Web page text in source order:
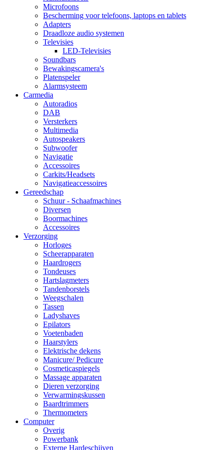
Microfoons
Bescherming voor telefoons, laptops en tablets
Adapters
Draadloze audio systemen
Televisies
LED-Televisies
Soundbars
Bewakingscamera's
Platenspeler
Alarmsysteem
Carmedia
Autoradios
DAB
Versterkers
Multimedia
Autospeakers
Subwoofer
Navigatie
Accessoires
Carkits/Headsets
Navigatieaccessoires
Gereedschap
Schuur - Schaafmachines
Diversen
Boormachines
Accessoires
Verzorging
Horloges
Scheerapparaten
Haardrogers
Tondeuses
Hartslagmeters
Tandenborstels
Weegschalen
Tassen
Ladyshaves
Epilators
Voetenbaden
Haarstylers
Elektrische dekens
Manicure/ Pedicure
Cosmeticaspiegels
Massage apparaten
Dieren verzorging
Verwarmingskussen
Baardtrimmers
Thermometers
Computer
Overig
Powerbank
Externe Hardeschijven